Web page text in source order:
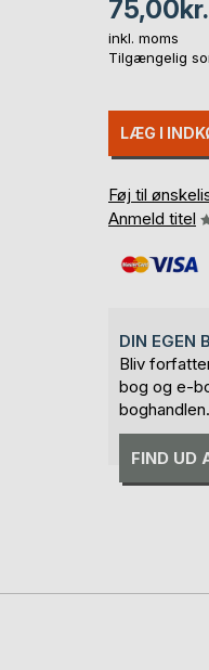
75,00kr.
inkl. moms
Tilgængelig
LÆG I
Føj til
Anmeld titel
DIN EGEN
Bliv
bog og e-
boghandlen.
FIND UD